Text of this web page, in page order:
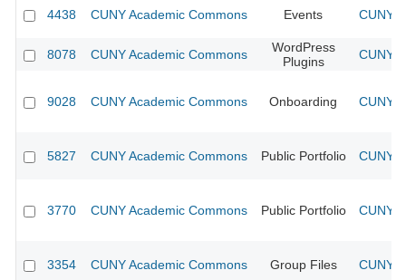
4438 CUNY Academic Commons Events CUNY
8078 CUNY Academic Commons
WordPress
Plugins
CUNY
9028 CUNY Academic Commons Onboarding CUNY
5827 CUNY Academic Commons Public Portfolio CUNY
3770 CUNY Academic Commons Public Portfolio CUNY
3354 CUNY Academic Commons Group Files CUNY